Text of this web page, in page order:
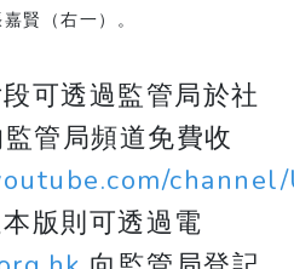
賢（右一）。
可透過監管局於社
管局頻道免費收
版則可透過電